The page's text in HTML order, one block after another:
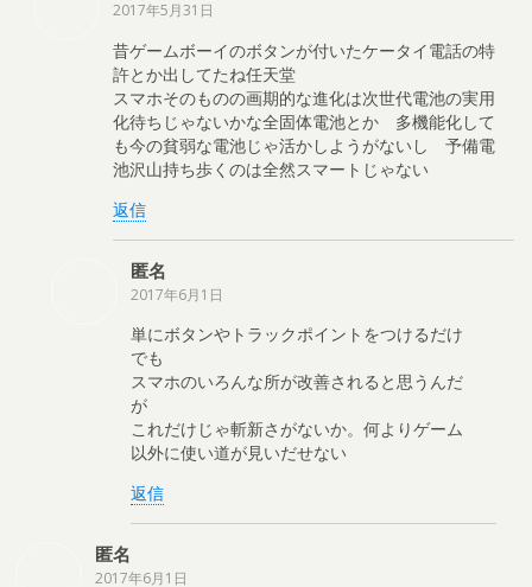
2017年5月31日
昔ゲームボーイのボタンが付いたケータイ電話の特
許とか出してたね任天堂
スマホそのものの画期的な進化は次世代電池の実用
化待ちじゃないかな全固体電池とか 多機能化して
も今の貧弱な電池じゃ活かしようがないし 予備電
池沢山持ち歩くのは全然スマートじゃない
返信
匿名
2017年6月1日
単にボタンやトラックポイントをつけるだけ
でも
スマホのいろんな所が改善されると思うんだ
が
これだけじゃ斬新さがないか。何よりゲーム
以外に使い道が見いだせない
返信
匿名
2017年6月1日